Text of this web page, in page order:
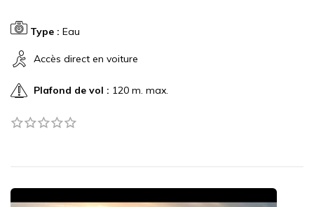
Type : Eau
Accès direct en voiture
Plafond de vol : 120 m. max.